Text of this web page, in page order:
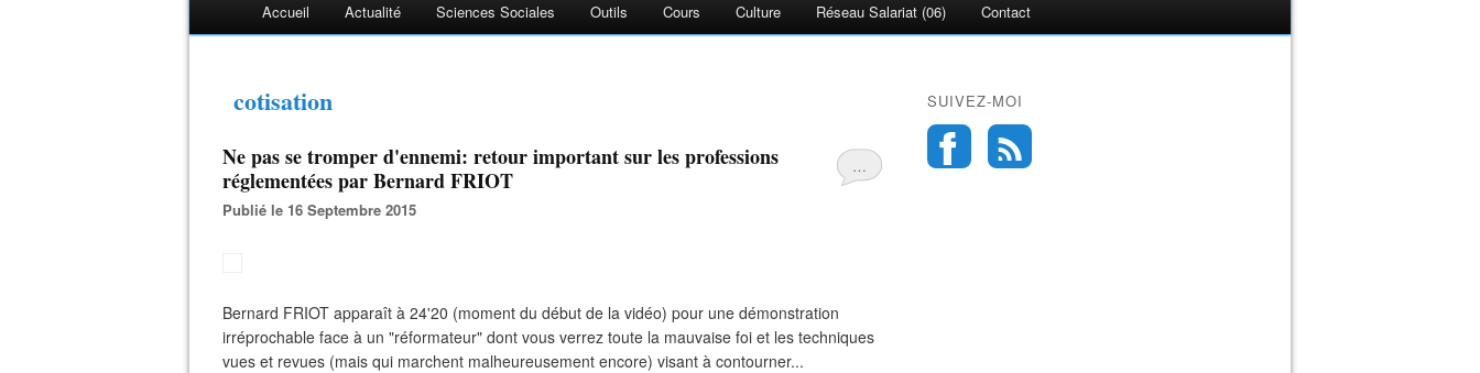
Accueil Actualité Sciences Sociales Outils Cours Culture Réseau Salariat (06) Contact
cotisation
…
Ne pas se tromper d'ennemi: retour important sur les professions
réglementées par Bernard FRIOT
Publié le 16 Septembre 2015
Bernard FRIOT apparaît à 24'20 (moment du début de la vidéo) pour une démonstration
irréprochable face à un "réformateur" dont vous verrez toute la mauvaise foi et les techniques
vues et revues (mais qui marchent malheureusement encore) visant à contourner...
SUIVEZ-MOI